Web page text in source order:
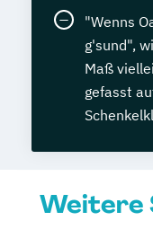
"Wenns
g'sund",
Maß
gefasst
Weitere